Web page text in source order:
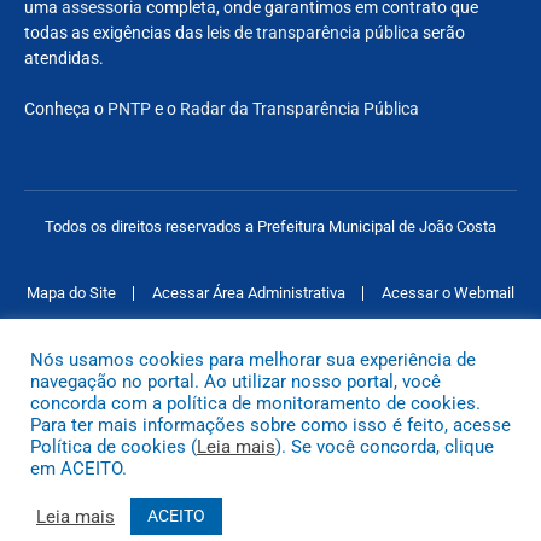
uma assessoria completa, onde garantimos em contrato que
todas as exigências das leis de transparência pública serão
atendidas.
Conheça o PNTPe o Radar da Transparência Pública
Todos os direitos reservados a Prefeitura Municipal de João Costa
Mapa do Site Acessar Área Administrativa Acessar o Webmail
Nós usamos cookies para melhorar sua experiência de
navegação no portal. Ao utilizar nosso portal, você
concorda com a política de monitoramento de cookies.
Para ter mais informações sobre como isso é feito, acesse
Política de cookies (Leia mais). Se você concorda, clique
em ACEITO.
Leia mais ACEITO